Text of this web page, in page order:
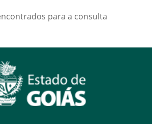
para a consulta